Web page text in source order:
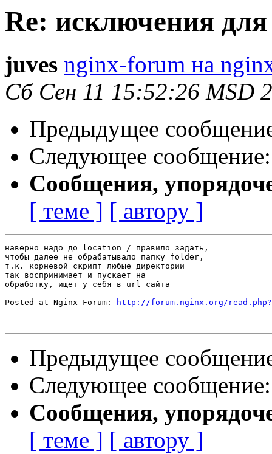
Re: исключения
juves nginx-forum на
Сб Сен 11 15:52:26 MSD
Предыдущее
Следующее
Сообщения,
[ теме ] [ автору ]
наверно надо до location / правило задать,
чтобы далее не обрабатывало папку folder,
т.к. корневой скрипт любые директории
так воспринимает и пускает на
обработку, ищет у себя в url сайта
Posted at Nginx Forum:
http://forum.nginx.org/
Предыдущее
Следующее
Сообщения,
[ теме ] [ автору ]